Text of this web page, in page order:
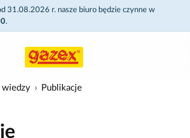
31.08.2026 r. nasze biuro będzie czynne w
.
wiedzy Publikacje